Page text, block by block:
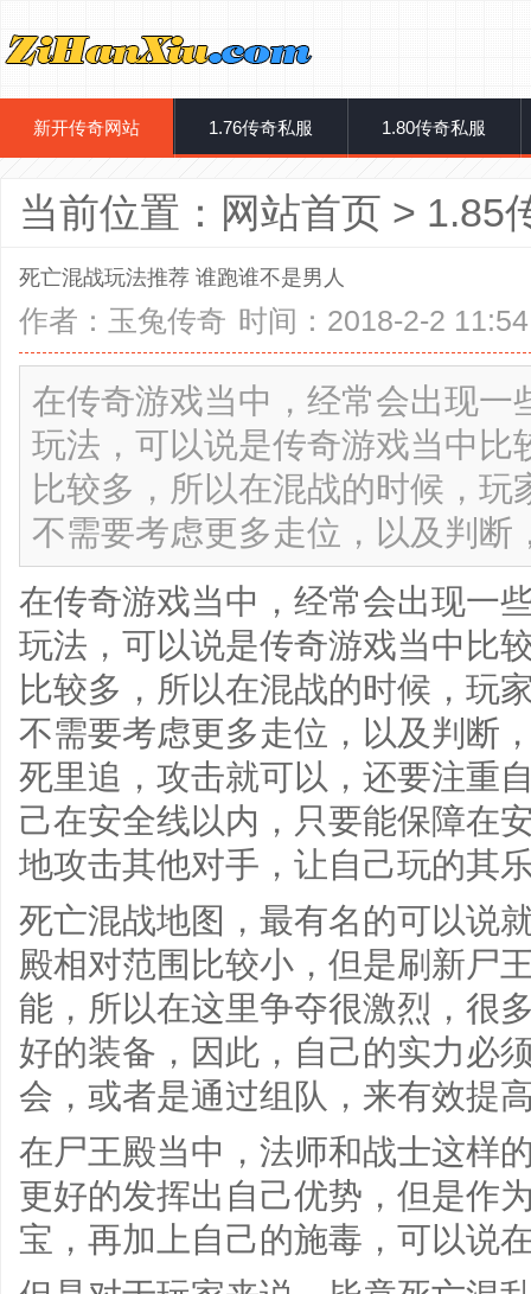
新开传奇网站 1.76传奇私服 1.80传奇私服
当前位置： 网站首页 > 1.85
死亡混战玩法推荐 谁跑谁不是男人
作者： 玉兔传奇 时间：2018-2-2
在传奇游戏当中，经常会出现
玩法，可以说是传奇游戏当中
比较多，所以在混战的时候，
不需要考虑更多走位，以及判
在传奇游戏当中，经常会出现一
玩法，可以说是传奇游戏当中比
比较多，所以在混战的时候，玩
不需要考虑更多走位，以及判断
死里追，攻击就可以，还要注重
己在安全线以内，只要能保障在
地攻击其他对手，让自己玩的其
死亡混战地图，最有名的可以说
殿相对范围比较小，但是刷新尸
能，所以在这里争夺很激烈，很
好的装备，因此，自己的实力必
会，或者是通过组队，来有效提
在尸王殿当中，法师和战士这样
更好的发挥出自己优势，但是作
宝，再加上自己的施毒，可以说